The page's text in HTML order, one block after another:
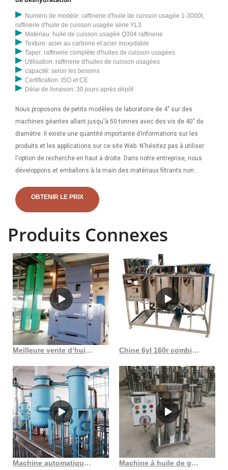
Numéro de modèle: raffinerie d'huile de cuisson usagée 1-3000t,
raffinerie d'huile de cuisson usagée série YL3
Matériau: huile de cuisson usagée Q304 raffinerie
Texture: acier au carbone et acier inoxydable
Taper: raffinerie complète d'huiles de cuisson usagées
Utilisation: raffinerie d'huiles de cuisson usagées
capacité: selon les besoins
Certification: ISO et CE
Délai de livraison: 30 jours après dépôt
Nous proposons de petits modèles de laboratoire de 4″ sur des
machines géantes allant jusqu'à 50 tonnes avec des vis de 40″ de
diamètre. Il existe une quantité importante d’informations sur les
produits et les applications sur ce site Web. N'hésitez pas à utiliser
l'option de recherche en haut à droite. Dans notre entreprise, nous
développons et emballons à la main des matériaux filtrants non
que vous recevez de notre part un produit qui a été à la fois développé
et fabriqué en... Fournisseur de : filtres pour produits chimiques
OBTENIR LE PRIX
Produits Connexes
Meilleure vente d’huile de son de riz faisant la machine usine de traitement d’huile au Costa Rica Chine 6yl 160r combiné presse à huile de son de riz tiges type presse à huile
Machine automatique de fabrication d’huile d’amande à économie d’énergie au Burkina Faso Machine à huile de graines de baies de goji de haute qualité, approvisionnement d’usine